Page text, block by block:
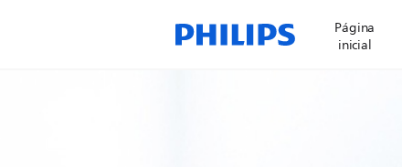
Página
inicial